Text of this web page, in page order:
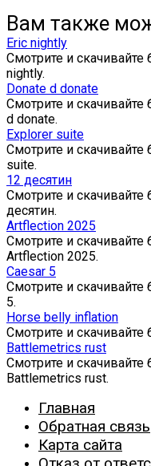
Вам также
Eric nightly
Смотрите и
nightly.
Donate d donate
Смотрите и
d donate.
Explorer suite
Смотрите и
suite.
12 десятин
Смотрите и
десятин.
Artflection 2025
Смотрите и
Artflection 2025.
Caesar 5
Смотрите и
5.
Horse belly inflation
Смотрите и
Battlemetrics rust
Смотрите и
Battlemetrics rust.
Главная
Обратная связь
Карта сайта